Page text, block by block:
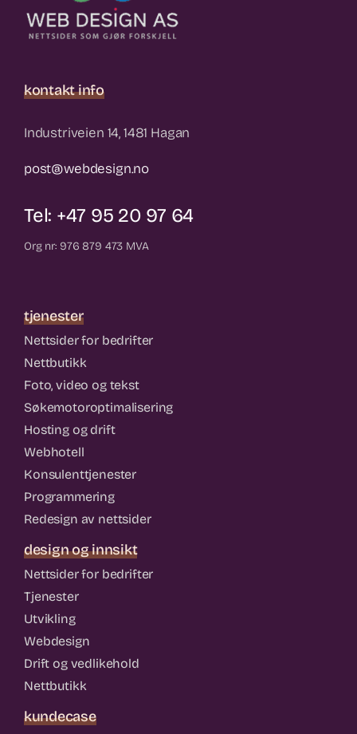
kontakt info
Industriveien 14, 1481 Hagan
post@webdesign.no
Tel: +47 95 20 97 64
Org nr: 976 879 473 MVA
tjenester
Nettsider for bedrifter
Nettbutikk
Foto, video og tekst
Søkemotoroptimalisering
Hosting og drift
Webhotell
Konsulenttjenester
Programmering
Redesign av nettsider
design og innsikt
Nettsider for bedrifter
Tjenester
Utvikling
Webdesign
Drift og vedlikehold
Nettbutikk
kundecase